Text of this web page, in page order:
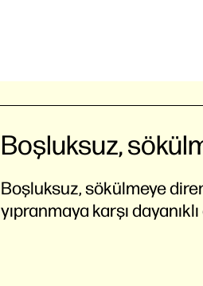
Boşluksuz,
Boşluksuz, sökülmeye
yıpranmaya karşı